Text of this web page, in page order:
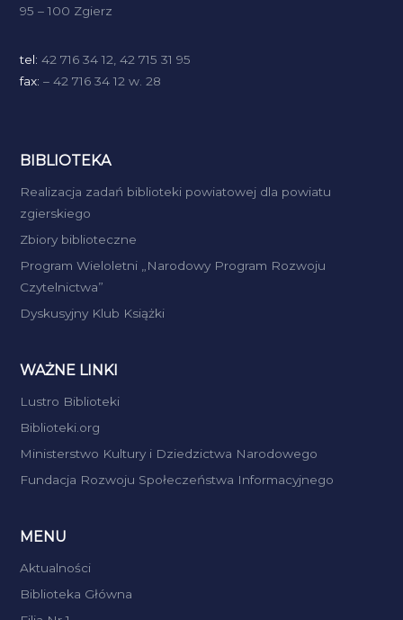
95 – 100 Zgierz
tel: 42 716 34 12, 42 715 31 95
fax: – 42 716 34 12 w. 28
BIBLIOTEKA
Realizacja zadań biblioteki powiatowej dla powiatu
zgierskiego
Zbiory biblioteczne
Program Wieloletni „Narodowy Program Rozwoju
Czytelnictwa”
Dyskusyjny Klub Książki
WAŻNE LINKI
Lustro Biblioteki
Biblioteki.org
Ministerstwo Kultury i Dziedzictwa Narodowego
Fundacja Rozwoju Społeczeństwa Informacyjnego
MENU
Aktualności
Biblioteka Główna